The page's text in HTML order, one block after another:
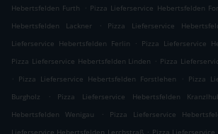
Hebertsfelden Furth
. Pizza Lieferservice Hebertsfelden
Hebertsfelden Lackner
. Pizza Lieferservice
Lieferservice Hebertsfelden Ferlin
. Pizza Lieferservice
Pizza Lieferservice Hebertsfelden Linden . Pizza
. Pizza Lieferservice Hebertsfelden Forstlehen . Pizza
Burgholz
. Pizza Lieferservice Hebertsfelden
Hebertsfelden Wenigau
. Pizza Lieferservice
.